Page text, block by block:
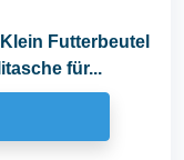
Futterbeutel
für...